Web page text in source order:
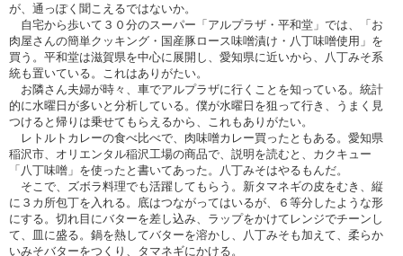
が、通っぽく聞こえるではないか。
自宅から歩いて３０分のスーパー「アルプラザ・平和堂」では、「お
肉屋さんの簡単クッキング・国産豚ロース味噌漬け・八丁味噌使用」を
買う。平和堂は滋賀県を中心に展開し、愛知県に近いから、八丁みそ系
統も置いている。これはありがたい。
お隣さん夫婦が時々、車でアルプラザに行くことを知っている。統計
的に水曜日が多いと分析している。僕が水曜日を狙って行き、うまく見
つけると帰りは乗せてもらえるから、これもありがたい。
レトルトカレーの食べ比べで、肉味噌カレー買ったともある。愛知県
稲沢市、オリエンタル稲沢工場の商品で、説明を読むと、カクキュー
「八丁味噌」を使ったと書いてあった。八丁みそはやるもんだ。
そこで、ズボラ料理でも活躍してもらう。新タマネギの皮をむき、縦
に３カ所包丁を入れる。底はつながってはいるが、６等分したような形
にする。切れ目にバターを差し込み、ラップをかけてレンジでチーンし
て、皿に盛る。鍋を熱してバターを溶かし、八丁みそも加えて、柔らか
いみそバターをつくり、タマネギにかける。